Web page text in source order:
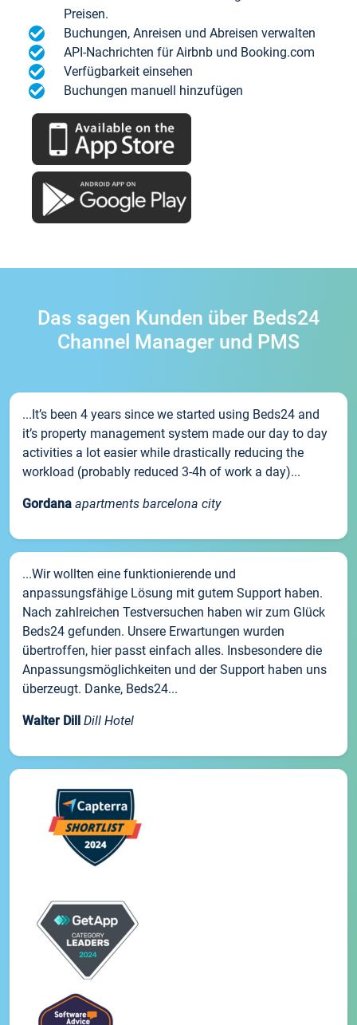
Preisen.
Buchungen, Anreisen und Abreisen verwalten
API-Nachrichten für Airbnb und Booking.com
Verfügbarkeit einsehen
Buchungen manuell hinzufügen
Das sagen Kunden über Beds24
Channel Manager und PMS
...It’s been 4 years since we started using Beds24 and
it’s property management system made our day to day
activities a lot easier while drastically reducing the
workload (probably reduced 3-4h of work a day)...
Gordana apartments barcelona city
...Wir wollten eine funktionierende und
anpassungsfähige Lösung mit gutem Support haben.
Nach zahlreichen Testversuchen haben wir zum Glück
Beds24 gefunden. Unsere Erwartungen wurden
übertroffen, hier passt einfach alles. Insbesondere die
Anpassungsmöglichkeiten und der Support haben uns
überzeugt. Danke, Beds24...
Walter Dill Dill Hotel